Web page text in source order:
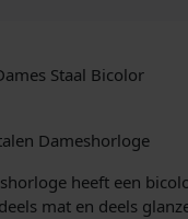
Staal Bicolor
Dameshorloge
heeft een
mat en deels